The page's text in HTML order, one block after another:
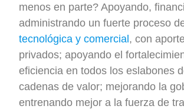
menos en parte? Apoyando,
administrando un fuerte proceso
tecnológica y comercial, con
privados; apoyando el
eficiencia en todos los eslabones
cadenas de valor; mejorando la
entrenando mejor a la fuerza de